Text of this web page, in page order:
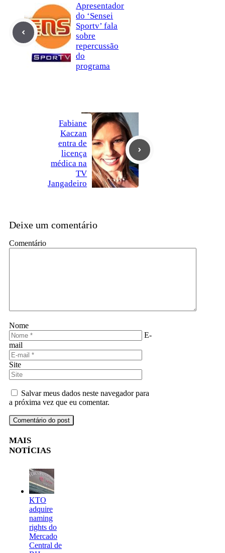
Apresentador
do ‘Sensei
Sportv’ fala
sobre
repercussão
do
programa
Fabiane
Kaczan
entra de
licença
médica na
TV
Jangadeiro
Deixe um comentário
Comentário
Nome
E-
mail
Site
Salvar meus dados neste navegador para
a próxima vez que eu comentar.
MAIS
NOTÍCIAS
KTO
adquire
naming
rights do
Mercado
Central de